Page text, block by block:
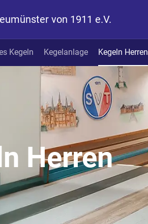
von 1911 e.V.
Kegeln Kegelanlage Kegeln Herren
Herren